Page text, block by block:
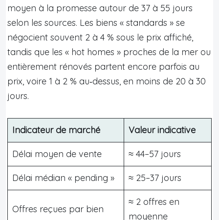
moyen à la promesse autour de 37 à 55 jours
selon les sources. Les biens « standards » se
négocient souvent 2 à 4 % sous le prix affiché,
tandis que les « hot homes » proches de la mer ou
entièrement rénovés partent encore parfois au
prix, voire 1 à 2 % au‑dessus, en moins de 20 à 30
jours.
Indicateur de marché Valeur indicative
Délai moyen de vente ≈ 44–57 jours
Délai médian « pending » ≈ 25–37 jours
Offres reçues par bien
≈ 2 offres en
moyenne